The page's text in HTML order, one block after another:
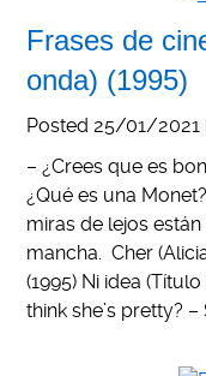
Frases de
onda) (1995)
Posted 25/01/2021
– ¿Crees que es
¿Qué es una
miras de lejos
mancha. Cher
(1995) Ni idea
think she’s pretty? –